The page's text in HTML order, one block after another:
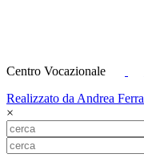
Centro Vocazionale
Realizzato da Andrea
×